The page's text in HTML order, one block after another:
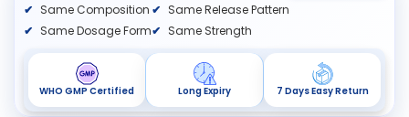
Same Composition
Same Dosage Form
Same Release Pattern
Same Strength
WHO GMP Certified Long Expiry 7 Days Easy Return